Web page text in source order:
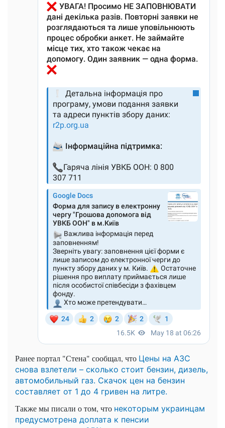
Ранее портал "Стена" сообщал, что Цены на АЗС
снова взлетели – сколько стоит бензин, дизель,
автомобильный газ. Скачок цен на бензин
составляет от 1 до 4 гривен на литре.
Также мы писали о том, что некоторым украинцам
предусмотрена доплата к пенсии